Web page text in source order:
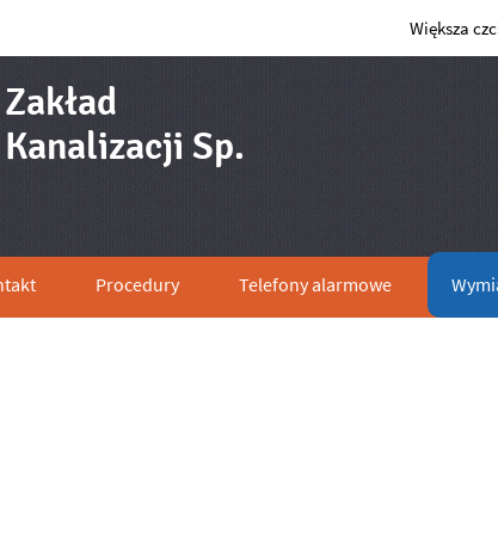
Większa
Sp.
wodomierzy na radiowe -
Procedury Telefony alarmowe